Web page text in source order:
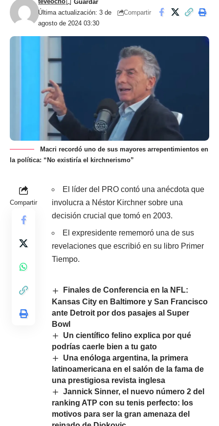
Última actualización: 3 de
agosto de 2024 03:30
Compartir
Macri recordó uno de sus mayores arrepentimientos en
la política: “No existiría el kirchnerismo”
Compartir
El líder del PRO contó una anécdota que
involucra a Néstor Kirchner sobre una
decisión crucial que tomó en 2003.
El expresidente rememoró una de sus
revelaciones que escribió en su libro Primer
Tiempo.
Finales de Conferencia en la NFL:
Kansas City en Baltimore y San Francisco
ante Detroit por dos pasajes al Super
Bowl
Un científico felino explica por qué
podrías caerle bien a tu gato
Una enóloga argentina, la primera
latinoamericana en el salón de la fama de
una prestigiosa revista inglesa
Jannick Sinner, el nuevo número 2 del
ranking ATP con su tenis perfecto: los
motivos para ser la gran amenaza del